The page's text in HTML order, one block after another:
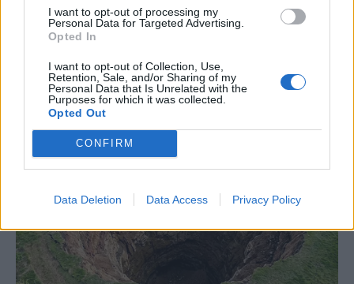
I want to opt-out of processing my
Personal Data for Targeted Advertising.
Opted In
I want to opt-out of Collection, Use,
Retention, Sale, and/or Sharing of my
Personal Data that Is Unrelated with the
Purposes for which it was collected.
Opted Out
CONFIRM
Data Deletion Data Access Privacy Policy